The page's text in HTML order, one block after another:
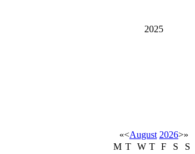
2025
«<August 2026>»
M T W T F S
S